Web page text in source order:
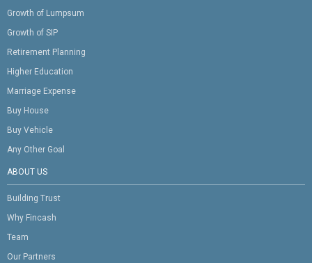
Growth of Lumpsum
Growth of SIP
Retirement Planning
Higher Education
Marriage Expense
Buy House
Buy Vehicle
Any Other Goal
ABOUT US
Building Trust
Why Fincash
Team
Our Partners